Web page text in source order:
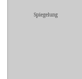
Spiegelung